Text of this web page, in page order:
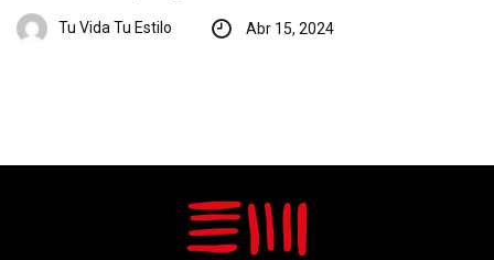
Tu Vida Tu Estilo Abr 15, 2024